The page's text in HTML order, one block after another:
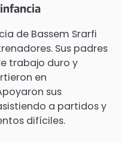
de Bassem Srarfi
Sus padres
trabajo duro y
en
sus
a partidos y
difíciles.